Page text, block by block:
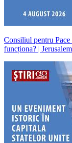
Consiliul pentru Pace
funcționa? |